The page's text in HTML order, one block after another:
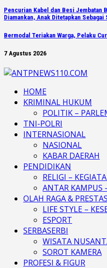
Pencurian Kabel dan Besi Jembatan
Diamankan, Anak Ditetapkan Sebagai
Bermodal Teriakan Warga, Pelaku
7 Agustus 2026
HOME
KRIMINAL HUKUM
POLITIK –
TNI-POLRI
INTERNASIONAL
NASIONAL
KABAR DAERAH
PENDIDIKAN
RELIGI –
ANTAR KAMPUS
OLAH RAGA &
LIFE STYLE –
ESPORT
SERBASERBI
WISATA
SOROT KAMERA
PROFESI & FIGUR